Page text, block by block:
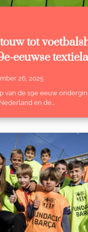
tot
eeuwse
26, 2025
van de 19e eeuw
en de…